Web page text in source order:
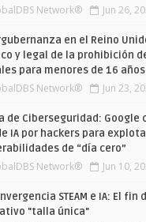
Network® Jun 26,
en el Reino
y legal de la prohibición
para menores de 16 años
Network® Jun 23,
de Ciberseguridad: Google
IA por hackers para
de “día cero”
Network® Jun 10,
STEAM e IA: El fin
"talla única"